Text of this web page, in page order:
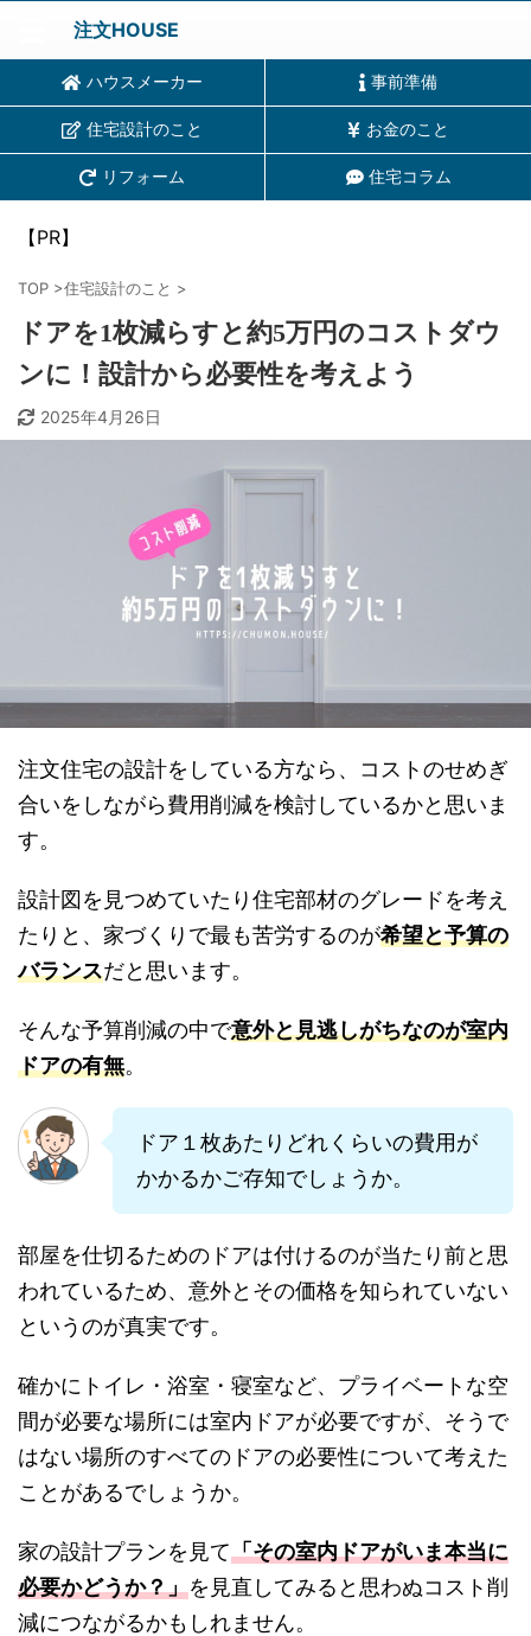
注文HOUSE
ハウスメーカー 事前準備
住宅設計のこと お金のこと
リフォーム 住宅コラム
【PR】
TOP >住宅設計のこと >
ドアを1枚減らすと約5万円のコストダウ
ンに！設計から必要性を考えよう
2025年4月26日
注文住宅の設計をしている方なら、コストのせめぎ
合いをしながら費用削減を検討しているかと思いま
す。
設計図を見つめていたり住宅部材のグレードを考え
たりと、家づくりで最も苦労するのが希望と予算の
バランスだと思います。
そんな予算削減の中で意外と見逃しがちなのが室内
ドアの有無。
ドア１枚あたりどれくらいの費用が
かかるかご存知でしょうか。
部屋を仕切るためのドアは付けるのが当たり前と思
われているため、意外とその価格を知られていない
というのが真実です。
確かにトイレ・浴室・寝室など、プライベートな空
間が必要な場所には室内ドアが必要ですが、そうで
はない場所のすべてのドアの必要性について考えた
ことがあるでしょうか。
家の設計プランを見て「その室内ドアがいま本当に
必要かどうか？」を見直してみると思わぬコスト削
減につながるかもしれません。